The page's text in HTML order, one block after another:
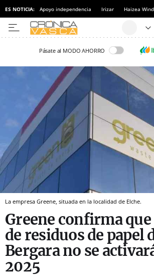
ES NOTICIA: Apoyo independencia Irizar Haizea Wind
Pásate al MODO AHORRO
La empresa Greene, situada en la localidad de Elche.
Greene confirma
de residuos de papel
Bergara no se
2025